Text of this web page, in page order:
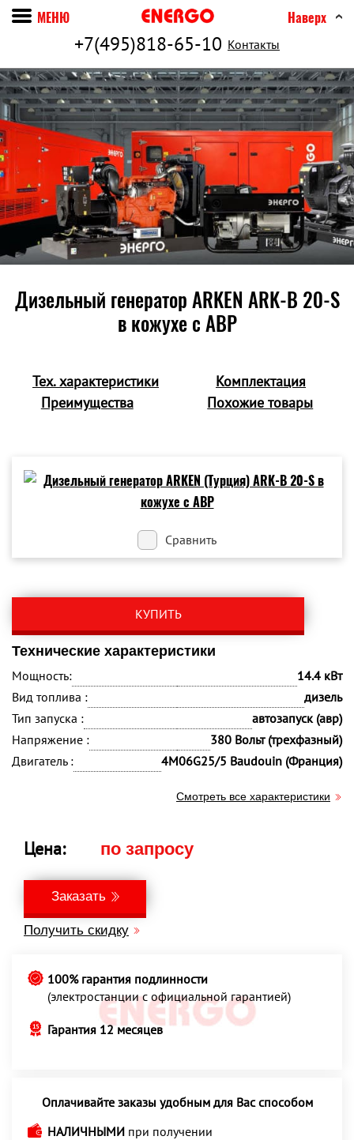
+7(495)818-65-10 Контакты
МЕНЮ Наверх
Дизельный генератор ARKEN ARK-B 20-S
в кожухе c АВР
Тех. характеристики
Комплектация
Преимущества
Похожие товары
Сравнить
КУПИТЬ
Технические характеристики
Мощность:
14.4 кВт
Вид топлива :
дизель
Тип запуска :
автозапуск (авр)
Напряжение :
380 Вольт (трехфазный)
Двигатель :
4M06G25/5 Baudouin (Франция)
Смотреть все характеристики
Цена: по запросу
Заказать
Получить скидку
100% гарантия подлинности
(электростанции с официальной гарантией)
Гарантия 12 месяцев
Оплачивайте заказы удобным для Вас способом
НАЛИЧНЫМИ при получении